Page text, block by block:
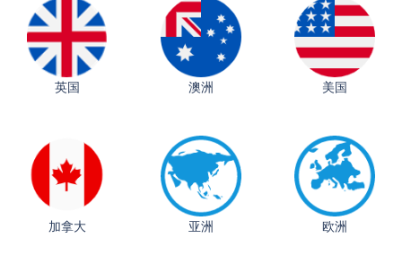
英国 澳洲 美国
加拿大 亚洲 欧洲